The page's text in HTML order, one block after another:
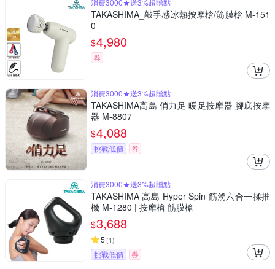
消費3000★送3%超贈點
TAKASHIMA_敲手感冰熱按摩槍/筋膜槍 M-151
0
$4,980
券
消費3000★送3%超贈點
TAKASHIMA高島 俏力足 暖足按摩器 腳底按摩
器 M-8807
$4,088
挑戰低價 券
消費3000★送3%超贈點
TAKASHIMA 高島 Hyper Spin 筋湧六合一揉推
機 M-1280 | 按摩槍 筋膜槍
$3,688
5 (1)
挑戰低價
券